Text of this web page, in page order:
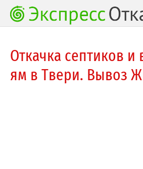
Откачка септиков
ям в Твери. Вывоз